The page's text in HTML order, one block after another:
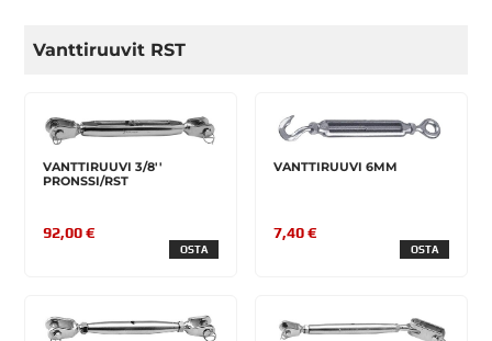
Vanttiruuvit RST
VANTTIRUUVI 3/8''
PRONSSI/RST
92,00 €
OSTA
VANTTIRUUVI 6MM
7,40 €
OSTA